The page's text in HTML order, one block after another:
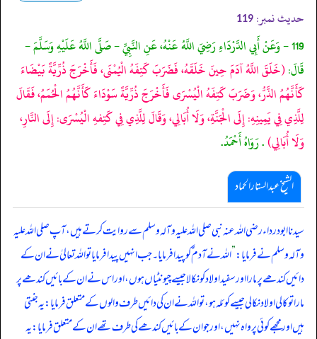
حدیث نمبر: 119
119 - وَعَنْ أَبِي الدَّرْدَاءِ رَضِيَ اللَّهُ عَنْهُ، عَنِ النَّبِيِّ - صَلَّى اللَّهُ عَلَيْهِ وَسَلَّمَ -
قَالَ:(خَلَقَ اللَّهُ آدَمَ حِينَ خَلَقَهُ، فَضَرَبَ كَتِفَهُ الْيُمْنَى، فَأَخْرَجَ ذُرِّيَّةً بَيْضَاءَ
كَأَنَّهُمُ الذَّرُّ، وَضَرَبَ كَتِفَهُ الْيُسْرَى فَأَخْرَجَ ذُرِّيَّةً سَوْدَاءَ كَأَنَّهُمُ الْحُمَمُ، فَقَالَ
لِلَّذِي فِي يَمِينِهِ: إِلَى الْجَنَّةِ، وَلَا أُبَالِي، وَقَالَ لِلَّذِي فِي كَتِفهِ الْيُسْرَى: إِلَى النَّارِ،
وَلَا أُبَالِي). رَوَاهُ أَحْمَدُ.
الشیخ عبدالستار الحماد
سیدنا ابودرداء رضی اللہ عنہ نبی صلی ‌اللہ ‌علیہ ‌وآلہ ‌وسلم سے روایت کرتے ہیں، آپ صلی ‌اللہ ‌علیہ
‌وآلہ ‌وسلم نے فرمایا:”اللہ نے آدم ؑ کو پیدا فرمایا۔ جب انہیں پیدا فرمایا تو اللہ تعالیٰ نے ان کے
دائیں کندھے پر مارا اور سفید اولاد کو نکالا جیسے چیونٹیاں ہوں، اور اس نے ان کے بائیں کندھے پر
مارا تو کالی اولاد نکالی جیسے کوئلہ ہو، تو اللہ نے ان کی دائیں طرف والوں کے متعلق فرمایا: یہ جنتی
ہیں اور مجھے کوئی پرواہ نہیں، اور جو ان کے بائیں کندھے کی طرف تھے ان کے متعلق فرمایا: یہ